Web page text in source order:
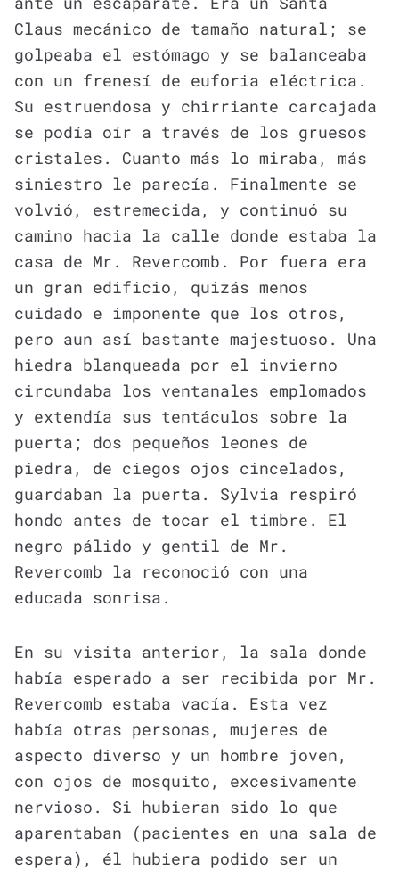
Claus mecánico de tamaño natural; se
golpeaba el estómago y se balanceaba
con un frenesí de euforia eléctrica.
Su estruendosa y chirriante carcajada
se podía oír a través de los gruesos
cristales. Cuanto más lo miraba, más
siniestro le parecía. Finalmente se
volvió, estremecida, y continuó su
camino hacia la calle donde estaba la
casa de Mr. Revercomb. Por fuera era
un gran edificio, quizás menos
cuidado e imponente que los otros,
pero aun así bastante majestuoso. Una
hiedra blanqueada por el invierno
circundaba los ventanales emplomados
y extendía sus tentáculos sobre la
puerta; dos pequeños leones de
piedra, de ciegos ojos cincelados,
guardaban la puerta. Sylvia respiró
hondo antes de tocar el timbre. El
negro pálido y gentil de Mr.
Revercomb la reconoció con una
educada sonrisa.
En su visita anterior, la sala donde
había esperado a ser recibida por Mr.
Revercomb estaba vacía. Esta vez
había otras personas, mujeres de
aspecto diverso y un hombre joven,
con ojos de mosquito, excesivamente
nervioso. Si hubieran sido lo que
aparentaban (pacientes en una sala de
espera), él hubiera podido ser un